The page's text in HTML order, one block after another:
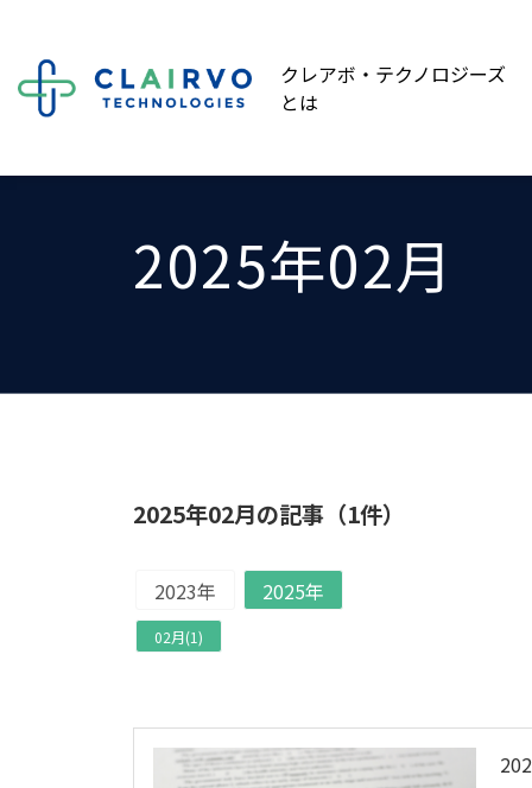
クレアボ・テクノロジーズ
とは
HOME media 2025年02月
2025年02月
2025年02月の記事（1件）
2023年 2025年
02月(1)